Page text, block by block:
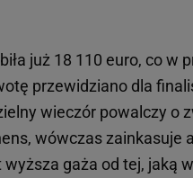
już 18 110 euro, co w
przewidziano dla
wieczór powalczy o
wówczas zainkasuje
gaża od tej, jaką